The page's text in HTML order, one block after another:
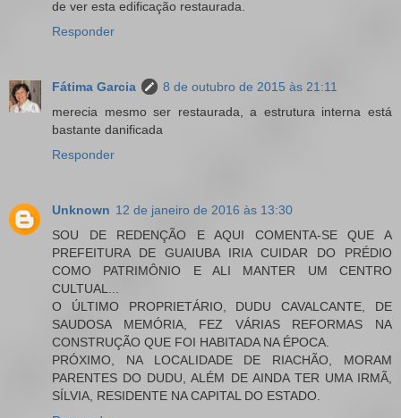
de ver esta edificação restaurada.
Responder
Fátima Garcia
8 de outubro de 2015 às 21:11
merecia mesmo ser restaurada, a estrutura interna está
bastante danificada
Responder
Unknown 12 de janeiro de 2016 às 13:30
SOU DE REDENÇÃO E AQUI COMENTA-SE QUE A
PREFEITURA DE GUAIUBA IRIA CUIDAR DO PRÉDIO
COMO PATRIMÔNIO E ALI MANTER UM CENTRO
CULTUAL...
O ÚLTIMO PROPRIETÁRIO, DUDU CAVALCANTE, DE
SAUDOSA MEMÓRIA, FEZ VÁRIAS REFORMAS NA
CONSTRUÇÃO QUE FOI HABITADA NA ÉPOCA.
PRÓXIMO, NA LOCALIDADE DE RIACHÃO, MORAM
PARENTES DO DUDU, ALÉM DE AINDA TER UMA IRMÃ,
SÍLVIA, RESIDENTE NA CAPITAL DO ESTADO.